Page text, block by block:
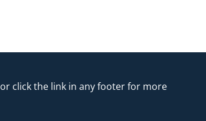
or click the link in any footer for more